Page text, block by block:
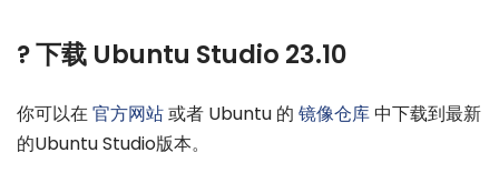
? 下载 Ubuntu Studio 23.10
你可以在官方网站或者 Ubuntu 的 镜像仓库中下载到最新
的Ubuntu Studio版本。